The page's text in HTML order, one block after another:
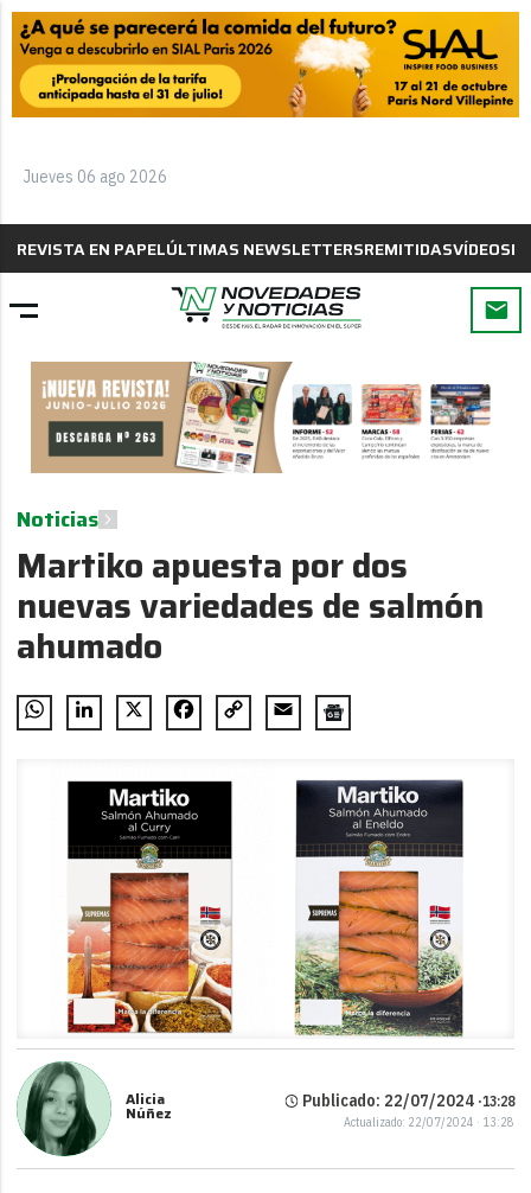
Jueves 06 ago 2026
REVISTA EN PAPELÚLTIMAS NEWSLETTERSREMITIDASVÍDEOS
Noticias
Martiko apuesta por dos
nuevas variedades de salmón
ahumado
WhatsAppLinkedIn
X FacebookCopy
Email
Alicia
Núñez
Publicado: 22/07/2024 ·13:28
Actualizado: 22/07/2024 · 13:28